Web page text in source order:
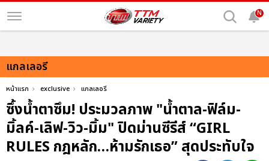
N
แกลเลอรี
หน้าแรก exclusive แกลเลอรี
ซึ้งน้ำตาซึม! ประมวลภาพ "น้ำตาล-ฟิล์ม-
มิ้ลค์-เลิฟ-วิว-มิ้ม" ปิดม่านซีรีส์ “GIRL
RULES กฎหลัก…ห้ามรักเธอ” สุดประทับใจ